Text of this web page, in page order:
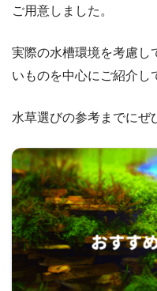
ご用意しました。
実際の水槽環境を考慮し
いものを中心にご紹介し
水草選びの参考までにぜ